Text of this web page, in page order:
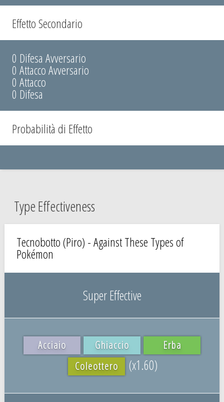
Effetto Secondario
0 Difesa Avversario
0 Attacco Avversario
0 Attacco
0 Difesa
Probabilità di Effetto
Type Effectiveness
Tecnobotto (Piro) - Against These Types of
Pokémon
Super Effective
Acciaio Ghiaccio
Erba
Coleottero
(x1.60)